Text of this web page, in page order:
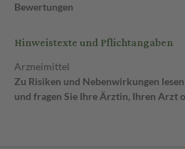
Bewertungen
Hinweistexte und Pflichtangaben
Arzneimittel
Zu Risiken und Nebenwirkungen
und fragen Sie Ihre Ärztin, Ihren Arzt